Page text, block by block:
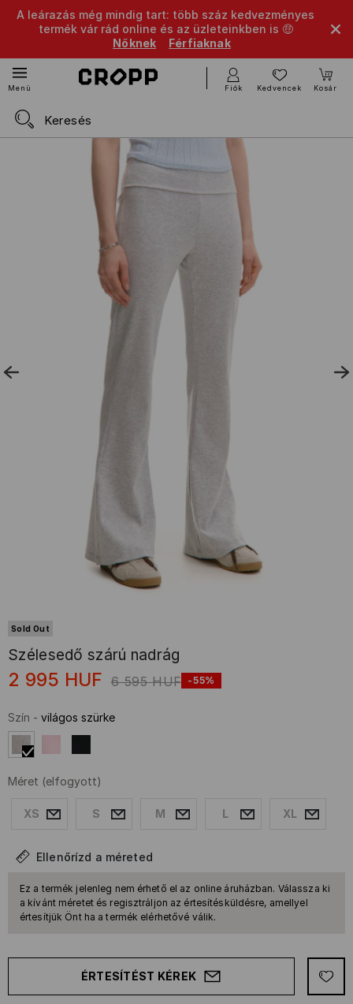
A leárazás még mindig tart: több száz kedvezményes
termék vár rád online és az üzleteinkben is 🤑
Nőknek
Férfiaknak
Menü Fiók Kedvencek Kosár
Sold Out
Szélesedő szárú nadrág
2 995 HUF 6 595 HUF -55%
Szín - világos szürke
Méret (elfogyott)
XS S M L XL
Ellenőrízd a méreted
Ez a termék jelenleg nem érhető el az online áruházban. Válassza ki
a kívánt méretet és regisztráljon az értesítésküldésre, amellyel
értesítjük Önt ha a termék elérhetővé válik.
ÉRTESÍTÉST KÉREK